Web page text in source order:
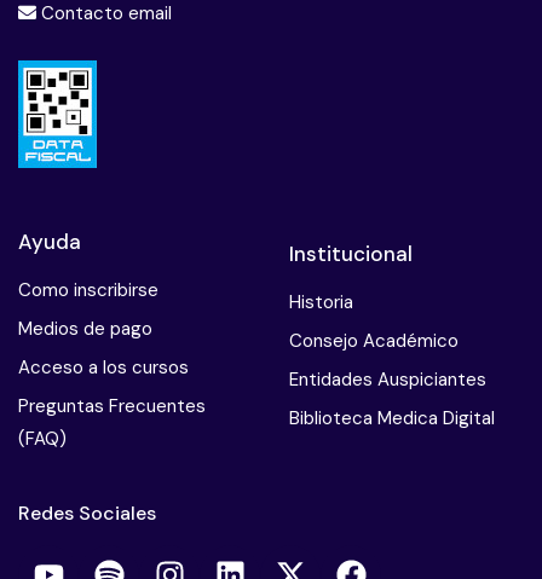
Contacto email
Ayuda
Como inscribirse
Medios de pago
Acceso a los cursos
Preguntas Frecuentes
(FAQ)
Institucional
Historia
Consejo Académico
Entidades Auspiciantes
Biblioteca Medica Digital
Redes Sociales